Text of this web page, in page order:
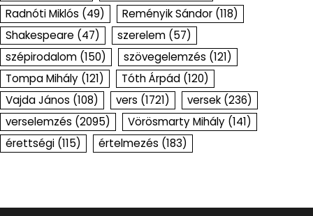
Radnóti Miklós (49) Reményik Sándor (118)
Shakespeare (47) szerelem (57)
szépirodalom (150) szövegelemzés (121)
Tompa Mihály (121) Tóth Árpád (120)
Vajda János (108) vers (1721) versek (236)
verselemzés (2095) Vörösmarty Mihály (141)
érettségi (115) értelmezés (183)